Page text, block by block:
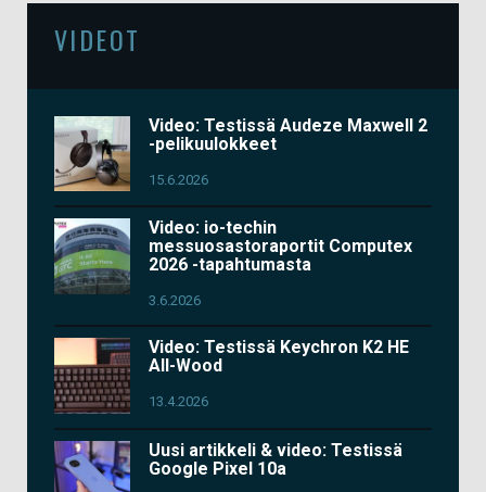
VIDEOT
Video: Testissä Audeze Maxwell 2
-pelikuulokkeet
15.6.2026
Video: io-techin
messuosastoraportit Computex
2026 -tapahtumasta
3.6.2026
Video: Testissä Keychron K2 HE
All-Wood
13.4.2026
Uusi artikkeli & video: Testissä
Google Pixel 10a